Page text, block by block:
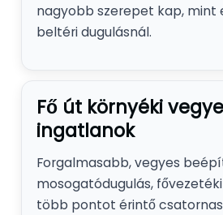
nagyobb szerepet kap, mint
beltéri dugulásnál.
Fő út környéki
ingatlanok
Forgalmasabb, vegyes
mosogatódugulás,
több pontot érintő